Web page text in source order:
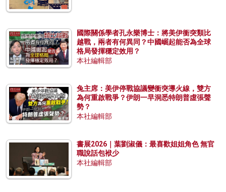
國際關係學者孔永樂博士：將美伊衝突類比
越戰，兩者有何異同？中國崛起能否為全球
格局發揮穩定效用？
本社編輯部
兔主席：美伊停戰協議變衝突導火線，雙方
為何重啟戰爭？伊朗一早洞悉特朗普虛張聲
勢？
本社編輯部
書展2026｜葉劉淑儀：最喜歡姐姐角色 無官
職說話包袱少
本社編輯部